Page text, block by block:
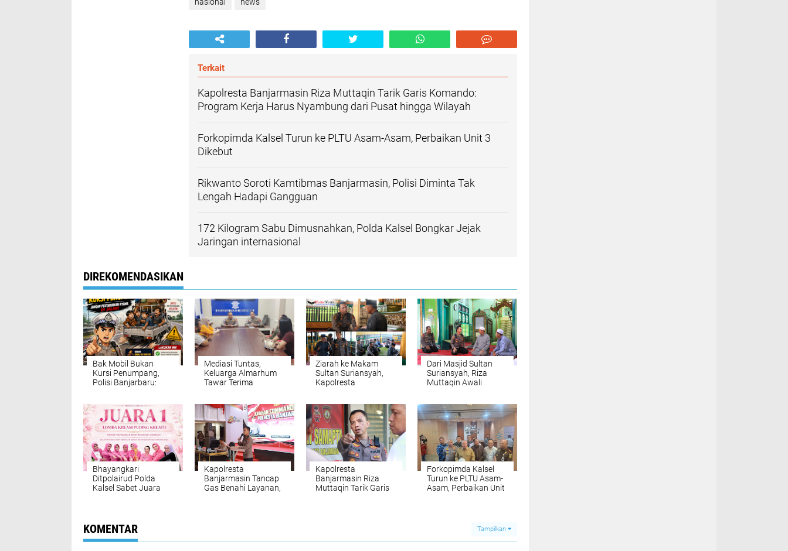
Terkait
Kapolresta Banjarmasin Riza Muttaqin Tarik Garis Komando:
Program Kerja Harus Nyambung dari Pusat hingga Wilayah
Forkopimda Kalsel Turun ke PLTU Asam-Asam, Perbaikan Unit 3
Dikebut
Rikwanto Soroti Kamtibmas Banjarmasin, Polisi Diminta Tak
Lengah Hadapi Gangguan
172 Kilogram Sabu Dimusnahkan, Polda Kalsel Bongkar Jejak
Jaringan internasional
DIREKOMENDASIKAN
Bak Mobil Bukan
Kursi Penumpang,
Polisi Banjarbaru:
Mediasi Tuntas,
Keluarga Almarhum
Tawar Terima
Ziarah ke Makam
Sultan Suriansyah,
Kapolresta
Raja Pertama Banjar
Dari Masjid Sultan
Suriansyah, Riza
Muttaqin Awali
Doa
Bhayangkari
Ditpolairud Polda
Kalsel Sabet Juara
Kapolresta
Banjarmasin Tancap
Gas Benahi Layanan,
Kapolresta
Banjarmasin Riza
Muttaqin Tarik Garis
Forkopimda Kalsel
Turun ke PLTU Asam-
Asam, Perbaikan Unit
KOMENTAR Tampilkan